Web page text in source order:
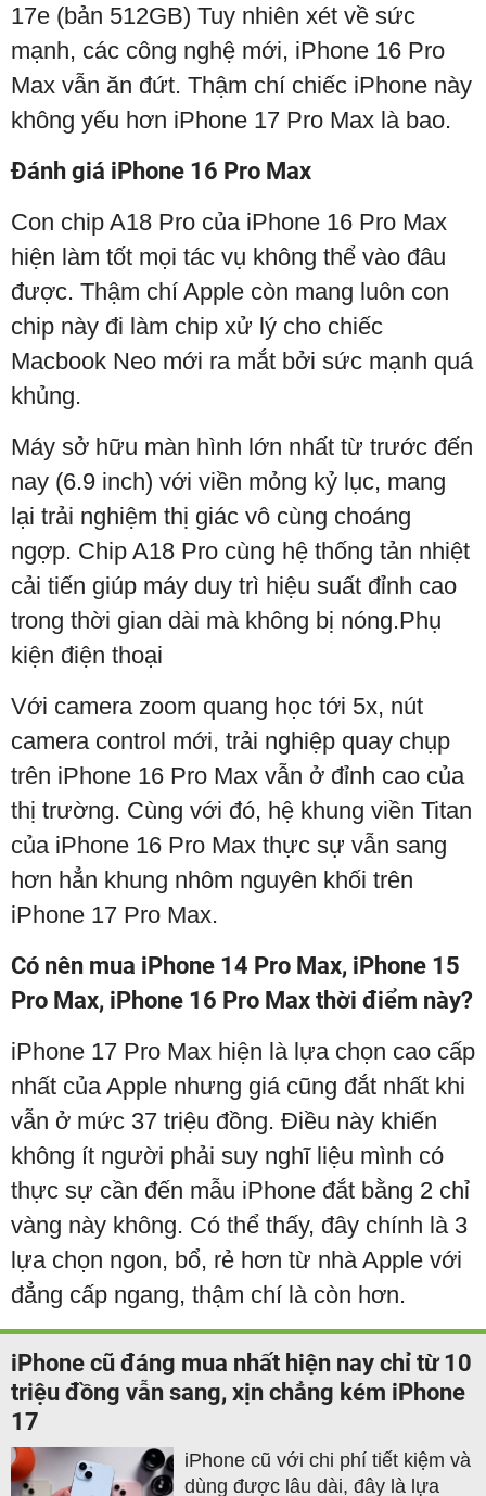
17e (bản 512GB) Tuy nhiên xét về sức
mạnh, các công nghệ mới, iPhone 16 Pro
Max vẫn ăn đứt. Thậm chí chiếc iPhone này
không yếu hơn iPhone 17 Pro Max là bao.
Đánh giá iPhone 16 Pro Max
Con chip A18 Pro của iPhone 16 Pro Max
hiện làm tốt mọi tác vụ không thể vào đâu
được. Thậm chí Apple còn mang luôn con
chip này đi làm chip xử lý cho chiếc
Macbook Neo mới ra mắt bởi sức mạnh quá
khủng.
Máy sở hữu màn hình lớn nhất từ trước đến
nay (6.9 inch) với viền mỏng kỷ lục, mang
lại trải nghiệm thị giác vô cùng choáng
ngợp. Chip A18 Pro cùng hệ thống tản nhiệt
cải tiến giúp máy duy trì hiệu suất đỉnh cao
trong thời gian dài mà không bị nóng.Phụ
kiện điện thoại
Với camera zoom quang học tới 5x, nút
camera control mới, trải nghiệp quay chụp
trên iPhone 16 Pro Max vẫn ở đỉnh cao của
thị trường. Cùng với đó, hệ khung viền Titan
của iPhone 16 Pro Max thực sự vẫn sang
hơn hẳn khung nhôm nguyên khối trên
iPhone 17 Pro Max.
Có nên mua iPhone 14 Pro Max, iPhone 15
Pro Max, iPhone 16 Pro Max thời điểm này?
iPhone 17 Pro Max hiện là lựa chọn cao cấp
nhất của Apple nhưng giá cũng đắt nhất khi
vẫn ở mức 37 triệu đồng. Điều này khiến
không ít người phải suy nghĩ liệu mình có
thực sự cần đến mẫu iPhone đắt bằng 2 chỉ
vàng này không. Có thể thấy, đây chính là 3
lựa chọn ngon, bổ, rẻ hơn từ nhà Apple với
đẳng cấp ngang, thậm chí là còn hơn.
iPhone cũ đáng mua nhất hiện nay chỉ từ 10
triệu đồng vẫn sang, xịn chẳng kém iPhone
17
iPhone cũ với chi phí tiết kiệm và
dùng được lâu dài, đây là lựa